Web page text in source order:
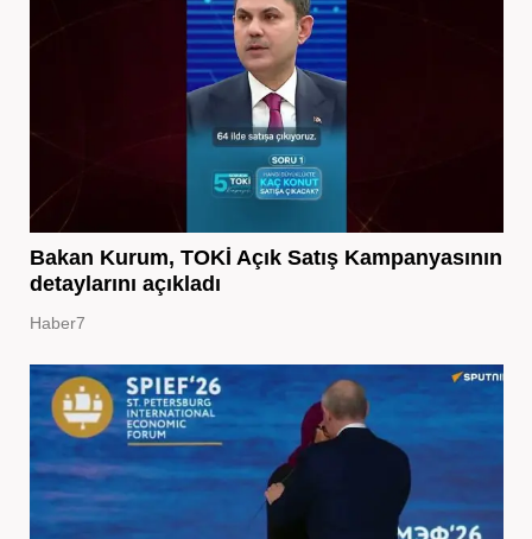
Bakan Kurum, TOKİ Açık Satış Kampanyasının
detaylarını açıkladı
Haber7